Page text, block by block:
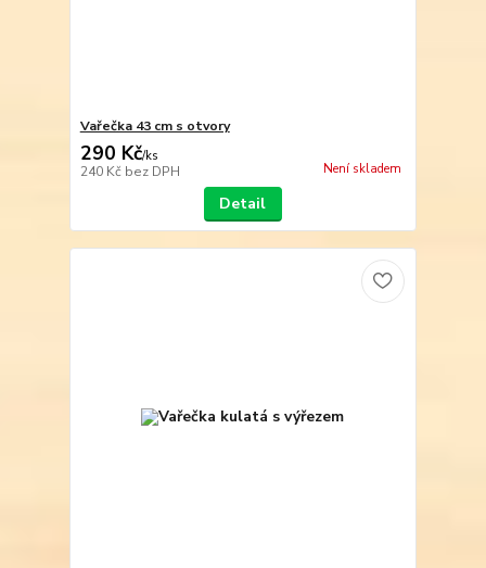
Vařečka 43 cm s otvory
290 Kč/ks
240 Kč bez DPH Není skladem
Detail